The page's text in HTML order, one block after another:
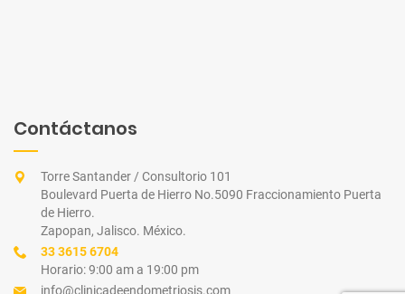
Contáctanos
Torre Santander / Consultorio 101
Boulevard Puerta de Hierro No.5090 Fraccionamiento Puerta
de Hierro.
Zapopan, Jalisco. México.
33 3615 6704
Horario: 9:00 am a 19:00 pm
info@clinicadeendometriosis.com